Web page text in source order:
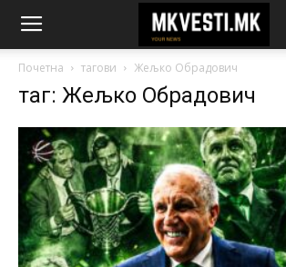
Почетна тагови Жељко Обрадович
таг: Жељко Обрадович